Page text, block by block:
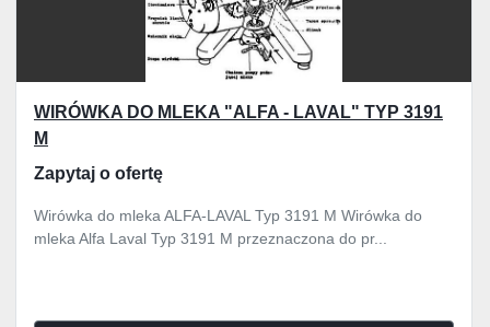
WIRÓWKA DO MLEKA "ALFA - LAVAL" TYP 3191
M
Zapytaj o ofertę
Wirówka do mleka ALFA-LAVAL Typ 3191 M Wirówka do
mleka Alfa Laval Typ 3191 M przeznaczona do pr...